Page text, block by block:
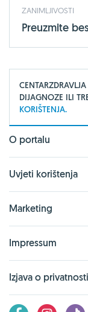
ZANIMLJIVOSTI
Preuzmite
DIJAGNOZE ILI
KORIŠTENJA.
O portalu
Uvjeti korištenja
Marketing
Impressum
Izjava o privatnosti